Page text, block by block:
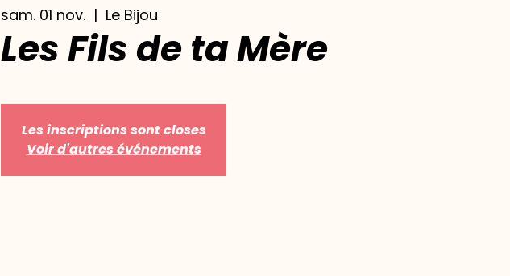
sam. 01 nov.
  |
Le Bijou
Les Fils de ta Mère
Les inscriptions sont closes
Voir d'autres événements